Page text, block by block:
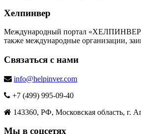
Хелпинвер
Международный портал «ХЕЛПИНВЕР -
также международные организации,
Связаться с нами
info@helpinver.com
+7 (499) 995-09-40
143360, РФ, Московская область, г.
Мы в соцсетях